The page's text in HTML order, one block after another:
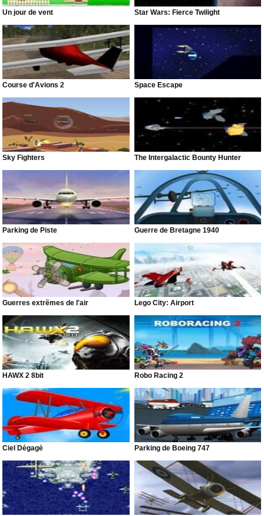
Un jour de vent Star Wars: Fierce Twilight
Course d'Avions 2 Space Escape
Sky Fighters The Intergalactic Bounty Hunter
Parking de Piste Guerre de Bretagne 1940
Guerres extrêmes de l'air Lego City: Airport
HAWX 2 8bit Robo Racing 2
Ciel Dégagé Parking de Boeing 747